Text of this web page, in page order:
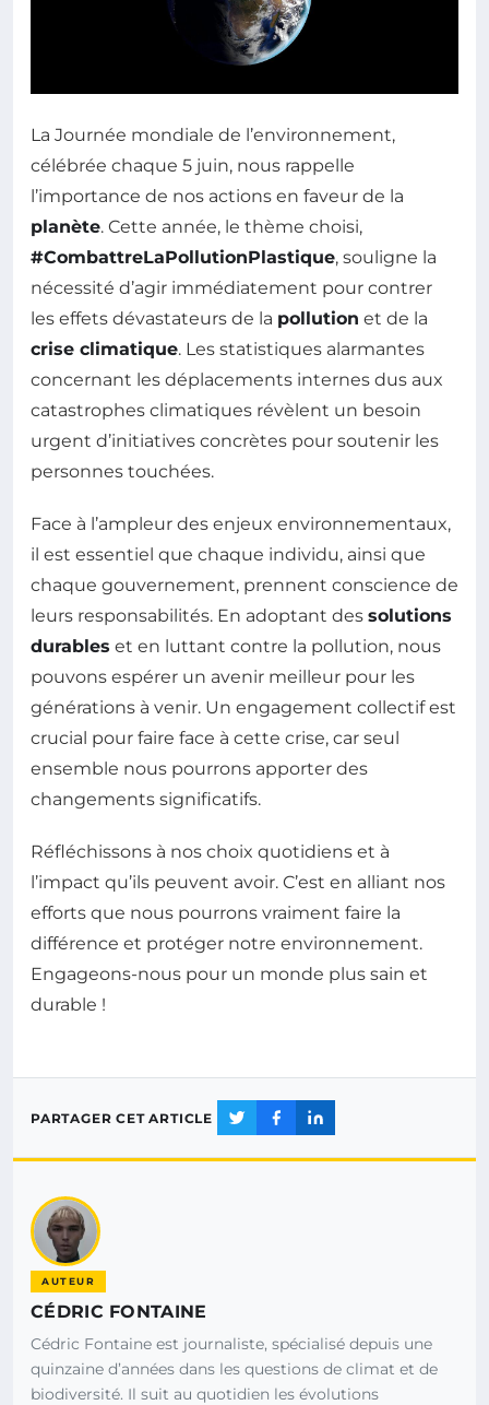
La Journée mondiale de l’environnement,
célébrée chaque 5 juin, nous rappelle
l’importance de nos actions en faveur de la
planète. Cette année, le thème choisi,
#CombattreLaPollutionPlastique, souligne la
nécessité d’agir immédiatement pour contrer
les effets dévastateurs de la pollution et de la
crise climatique. Les statistiques alarmantes
concernant les déplacements internes dus aux
catastrophes climatiques révèlent un besoin
urgent d’initiatives concrètes pour soutenir les
personnes touchées.
Face à l’ampleur des enjeux environnementaux,
il est essentiel que chaque individu, ainsi que
chaque gouvernement, prennent conscience de
leurs responsabilités. En adoptant des solutions
durables et en luttant contre la pollution, nous
pouvons espérer un avenir meilleur pour les
générations à venir. Un engagement collectif est
crucial pour faire face à cette crise, car seul
ensemble nous pourrons apporter des
changements significatifs.
Réfléchissons à nos choix quotidiens et à
l’impact qu’ils peuvent avoir. C’est en alliant nos
efforts que nous pourrons vraiment faire la
différence et protéger notre environnement.
Engageons-nous pour un monde plus sain et
durable !
PARTAGER CET ARTICLE
AUTEUR
CÉDRIC FONTAINE
Cédric Fontaine est journaliste, spécialisé depuis une
quinzaine d’années dans les questions de climat et de
biodiversité. Il suit au quotidien les évolutions